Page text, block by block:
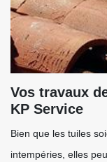
Vos travaux
KP Service
Bien que les tuiles
intempéries, elles